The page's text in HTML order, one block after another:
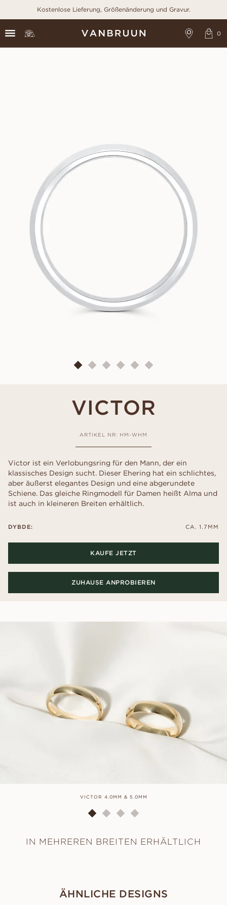
Kostenlose Lieferung, Größenänderung und Gravur.
VICTOR
ARTIKEL NR: HM-WHM
Victor ist ein Verlobungsring für den Mann, der ein
klassisches Design sucht. Dieser Ehering hat ein schlichtes,
aber äußerst elegantes Design und eine abgerundete
Schiene. Das gleiche Ringmodell für Damen heißt Alma und
ist auch in kleineren Breiten erhältlich.
DYBDE: CA. 1.7MM
KAUFE JETZT
ZUHAUSE ANPROBIEREN
VICTOR 4.0MM & 5.0MM
IN MEHREREN BREITEN ERHÄLTLICH
ÄHNLICHE DESIGNS